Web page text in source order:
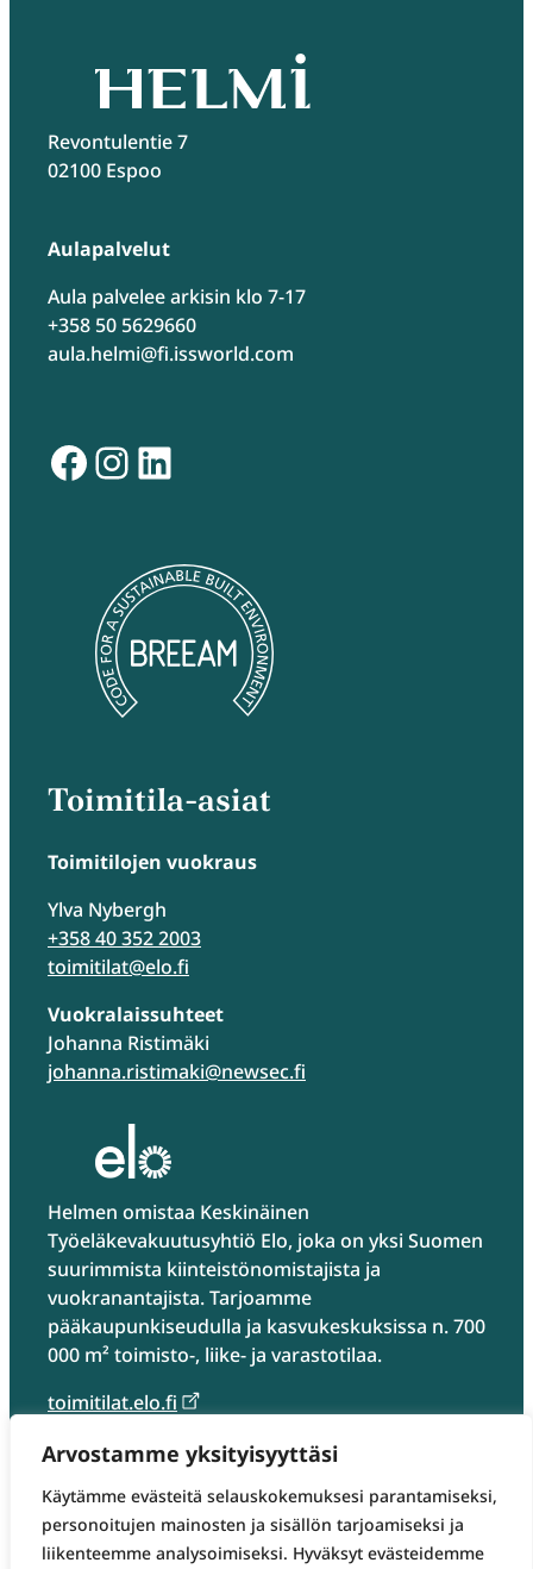
Arvostamme yksityisyyttäsi
Käytämme evästeitä selauskokemuksesi parantamiseksi,
personoitujen mainosten ja sisällön tarjoamiseksi ja
liikenteemme analysoimiseksi. Hyväksyt evästeidemme
Revontulentie 7
02100 Espoo
Aulapalvelut
Aula palvelee arkisin klo 7-17
+358 50 5629660
aula.helmi@fi.issworld.com
Facebook InstagramLinkedIn
Toimitila-asiat
Toimitilojen vuokraus
Ylva Nybergh
+358 40 352 2003
toimitilat@elo.fi
Vuokralaissuhteet
Johanna Ristimäki
johanna.ristimaki@newsec.fi
Helmen omistaa Keskinäinen
Työeläkevakuutusyhtiö Elo, joka on yksi Suomen
suurimmista kiinteistönomistajista ja
vuokranantajista. Tarjoamme
pääkaupunkiseudulla ja kasvukeskuksissa n. 700
000 m² toimisto-, liike- ja varastotilaa.
toimitilat.elo.fi
Tietosuojaseloste
Evästeasetukset